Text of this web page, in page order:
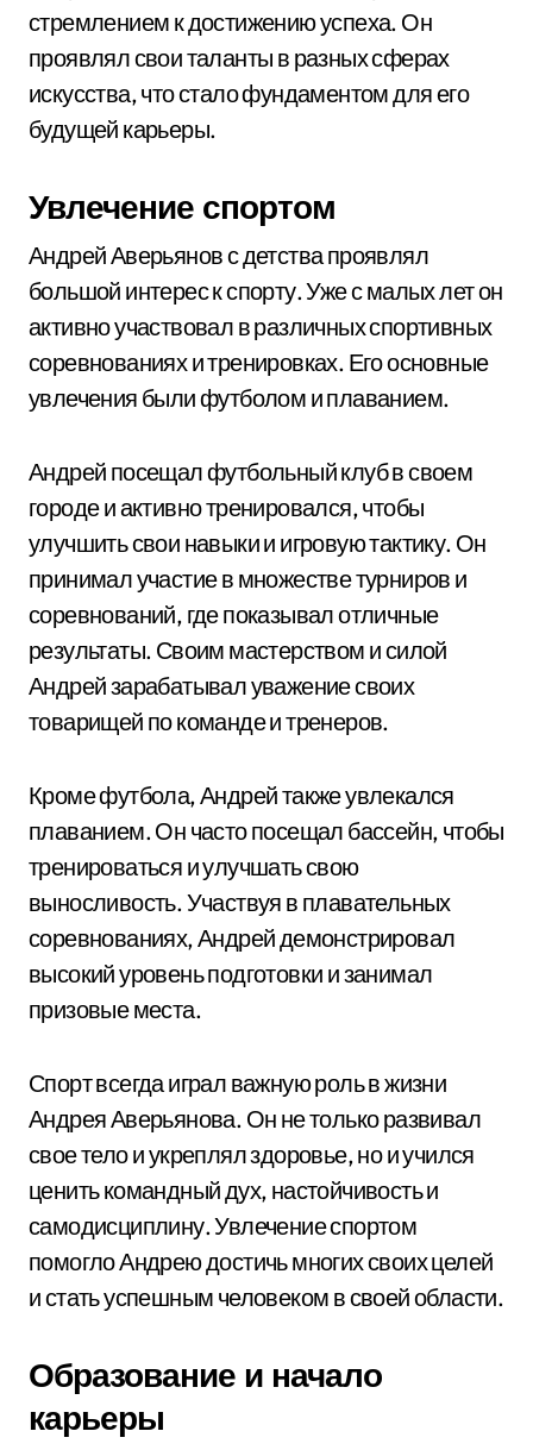
стремлением к достижению успеха. Он
проявлял свои таланты в разных сферах
искусства, что стало фундаментом для его
будущей карьеры.
Увлечение спортом
Андрей Аверьянов с детства проявлял
большой интерес к спорту. Уже с малых лет он
активно участвовал в различных спортивных
соревнованиях и тренировках. Его основные
увлечения были футболом и плаванием.
Андрей посещал футбольный клуб в своем
городе и активно тренировался, чтобы
улучшить свои навыки и игровую тактику. Он
принимал участие в множестве турниров и
соревнований, где показывал отличные
результаты. Своим мастерством и силой
Андрей зарабатывал уважение своих
товарищей по команде и тренеров.
Кроме футбола, Андрей также увлекался
плаванием. Он часто посещал бассейн, чтобы
тренироваться и улучшать свою
выносливость. Участвуя в плавательных
соревнованиях, Андрей демонстрировал
высокий уровень подготовки и занимал
призовые места.
Спорт всегда играл важную роль в жизни
Андрея Аверьянова. Он не только развивал
свое тело и укреплял здоровье, но и учился
ценить командный дух, настойчивость и
самодисциплину. Увлечение спортом
помогло Андрею достичь многих своих целей
и стать успешным человеком в своей области.
Образование и начало
карьеры